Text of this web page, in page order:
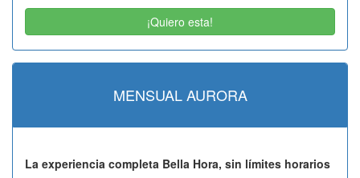
09:15 h · Recepción
09:30 h · Special Barre Class
45 €
¡Quiero esta!
MENSUAL AURORA
La experiencia completa Bella Hora, sin límites horarios